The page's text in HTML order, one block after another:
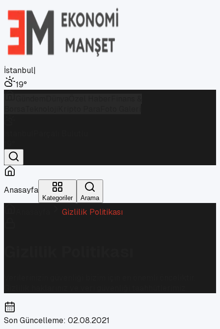
İstanbul|
19°
Anasayfa
Kategoriler Arama
Gizlilik Politikası
Son Güncelleme: 02.08.2021